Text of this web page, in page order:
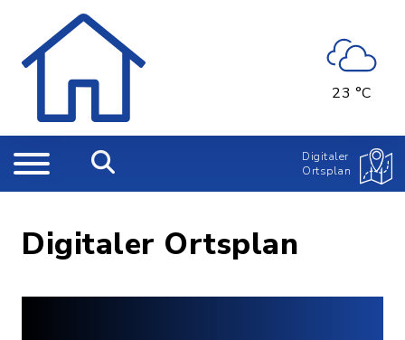
23 °C
Digitaler
Ortsplan
Digitaler Ortsplan